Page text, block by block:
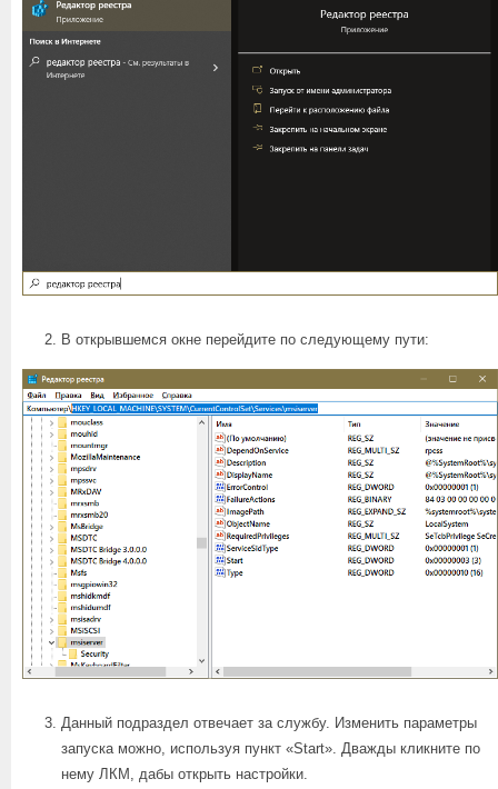
В открывшемся окне перейдите по следующему пути:
Данный подраздел отвечает за службу. Изменить параметры
запуска можно, используя пункт «Start». Дважды кликните по
нему ЛКМ, дабы открыть настройки.